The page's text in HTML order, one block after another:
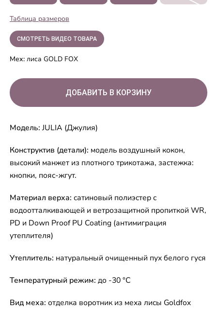
Таблица размеров
СМОТРЕТЬ ВИДЕО ТОВАРА
Мех: лиса GOLD FOX
Модель:JULIA (Джулия)
Конструктив (детали): модель воздушный кокон,
высокий манжет из плотного трикотажа, застежка:
кнопки, пояс-жгут.
Материал верха: сатиновый полиэстер с
водоотталкивающей и ветрозащитной пропиткой WR,
PD и Down Proof PU Coating (антимиграция
утеплителя)
Утеплитель: натуральный очищенный пух белого гуся
Температурный режим: до -30 °C
Вид меха: отделка воротник из меха лисы Goldfox